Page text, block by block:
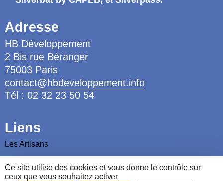
Ce site utilise des cookies et vous donne le contrôle sur
ceux que vous souhaitez activer
Adresse
HB Développement
2 Bis rue Béranger
75003 Paris
contact@hbdeveloppement.info
Tél : 02 32 23 50 54
Liens
Les Artisans
Nous contacter